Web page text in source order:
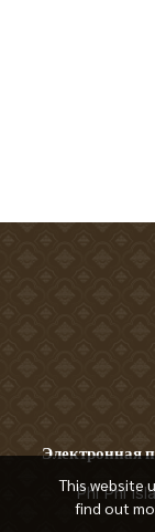
This website
find out
Электронная
Phi Phi